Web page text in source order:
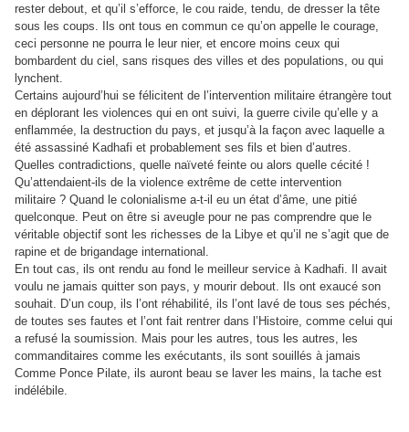
rester debout, et qu’il s’efforce, le cou raide, tendu, de dresser la tête
sous les coups. Ils ont tous en commun ce qu’on appelle le courage,
ceci personne ne pourra le leur nier, et encore moins ceux qui
bombardent du ciel, sans risques des villes et des populations, ou qui
lynchent.
Certains aujourd’hui se félicitent de l’intervention militaire étrangère tout
en déplorant les violences qui en ont suivi, la guerre civile qu’elle y a
enflammée, la destruction du pays, et jusqu’à la façon avec laquelle a
été assassiné Kadhafi et probablement ses fils et bien d’autres.
Quelles contradictions, quelle naïveté feinte ou alors quelle cécité !
Qu’attendaient-ils de la violence extrême de cette intervention
militaire ? Quand le colonialisme a-t-il eu un état d’âme, une pitié
quelconque. Peut on être si aveugle pour ne pas comprendre que le
véritable objectif sont les richesses de la Libye et qu’il ne s’agit que de
rapine et de brigandage international.
En tout cas, ils ont rendu au fond le meilleur service à Kadhafi. Il avait
voulu ne jamais quitter son pays, y mourir debout. Ils ont exaucé son
souhait. D’un coup, ils l’ont réhabilité, ils l’ont lavé de tous ses péchés,
de toutes ses fautes et l’ont fait rentrer dans l’Histoire, comme celui qui
a refusé la soumission. Mais pour les autres, tous les autres, les
commanditaires comme les exécutants, ils sont souillés à jamais
Comme Ponce Pilate, ils auront beau se laver les mains, la tache est
indélébile.